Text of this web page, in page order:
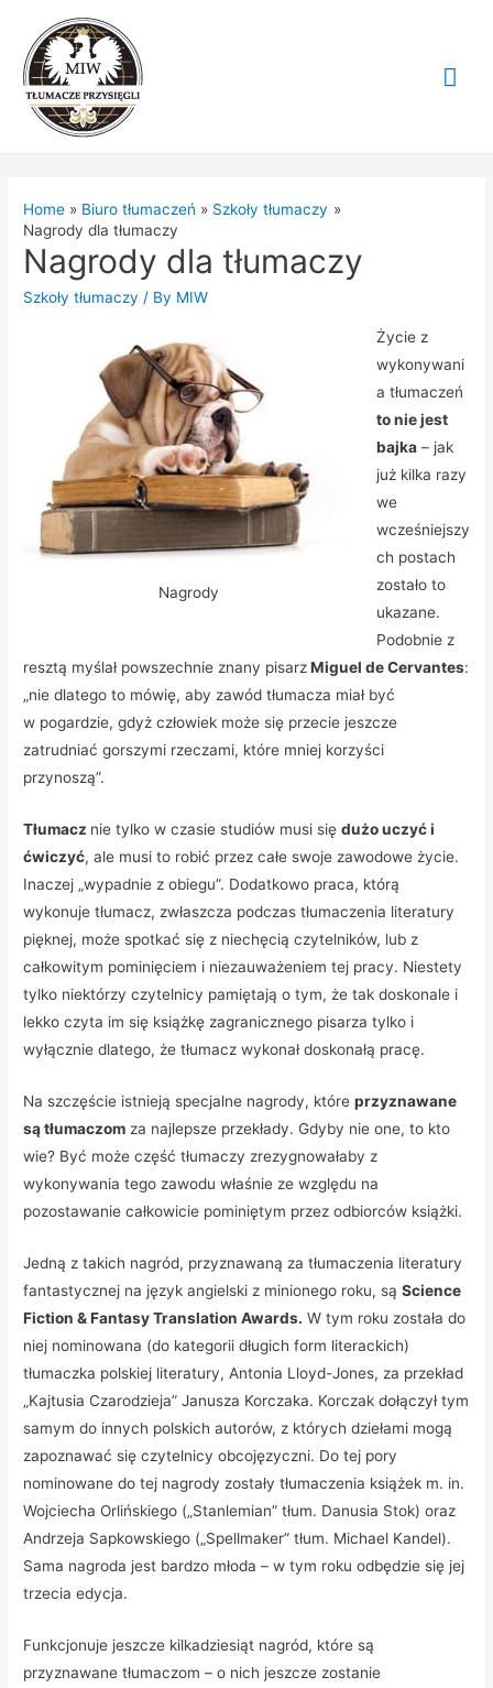
Home Biuro tłumaczeń
Szkoły tłumaczy
Nagrody dla tłumaczy
Nagrody dla tłumaczy
Szkoły tłumaczy / By MIW
Nagrody
Życie z
wykonywani
a tłumaczeń
to nie jest
bajka– jak
już kilka razy
we
wcześniejszy
ch postach
zostało to
ukazane.
Podobnie z
resztą myślał powszechnie znany pisarzMiguel de Cervantes:
„nie dlatego to mówię, aby zawód tłumacza miał być
w pogardzie, gdyż człowiek może się przecie jeszcze
zatrudniać gorszymi rzeczami, które mniej korzyści
przynoszą”.
Tłumacz nie tylko w czasie studiów musi siędużo uczyć i
ćwiczyć, ale musi to robić przez całe swoje zawodowe życie.
Inaczej „wypadnie z obiegu”. Dodatkowo praca, którą
wykonuje tłumacz, zwłaszcza podczas tłumaczenia literatury
pięknej, może spotkać się z niechęcią czytelników, lub z
całkowitym pominięciem i niezauważeniem tej pracy. Niestety
tylko niektórzy czytelnicy pamiętają o tym, że tak doskonale i
lekko czyta im się książkę zagranicznego pisarza tylko i
wyłącznie dlatego, że tłumacz wykonał doskonałą pracę.
Na szczęście istnieją specjalne nagrody, któreprzyznawane
są tłumaczom za najlepsze przekłady. Gdyby nie one, to kto
wie? Być może część tłumaczy zrezygnowałaby z
wykonywania tego zawodu właśnie ze względu na
pozostawanie całkowicie pominiętym przez odbiorców książki.
Jedną z takich nagród, przyznawaną za tłumaczenia literatury
fantastycznej na język angielski z minionego roku, sąScience
Fiction & Fantasy Translation Awards. W tym roku została do
niej nominowana (do kategorii długich form literackich)
tłumaczka polskiej literatury, Antonia Lloyd-Jones, za przekład
„Kajtusia Czarodzieja” Janusza Korczaka. Korczak dołączył tym
samym do innych polskich autorów, z których dziełami mogą
zapoznawać się czytelnicy obcojęzyczni. Do tej pory
nominowane do tej nagrody zostały tłumaczenia książek m. in.
Wojciecha Orlińskiego („Stanlemian” tłum. Danusia Stok) oraz
Andrzeja Sapkowskiego („Spellmaker” tłum. Michael Kandel).
Sama nagroda jest bardzo młoda – w tym roku odbędzie się jej
trzecia edycja.
Funkcjonuje jeszcze kilkadziesiąt nagród, które są
przyznawane tłumaczom – o nich jeszcze zostanie